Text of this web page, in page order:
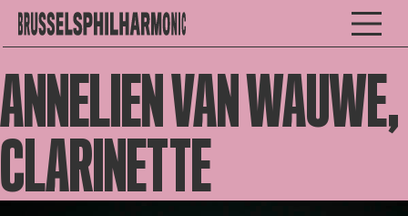
ANNELIEN VAN WAUWE,
CLARINETTE